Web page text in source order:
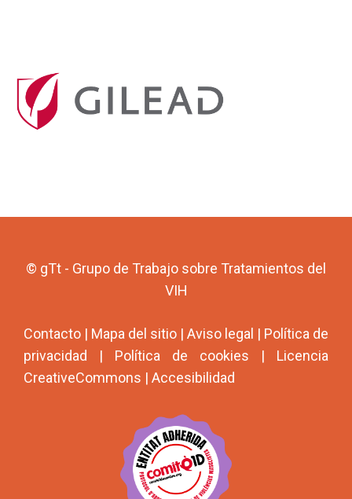
© gTt - Grupo de Trabajo sobre Tratamientos del
VIH
Contacto | Mapa del sitio | Aviso legal | Política de
privacidad | Política de cookies | Licencia
CreativeCommons | Accesibilidad